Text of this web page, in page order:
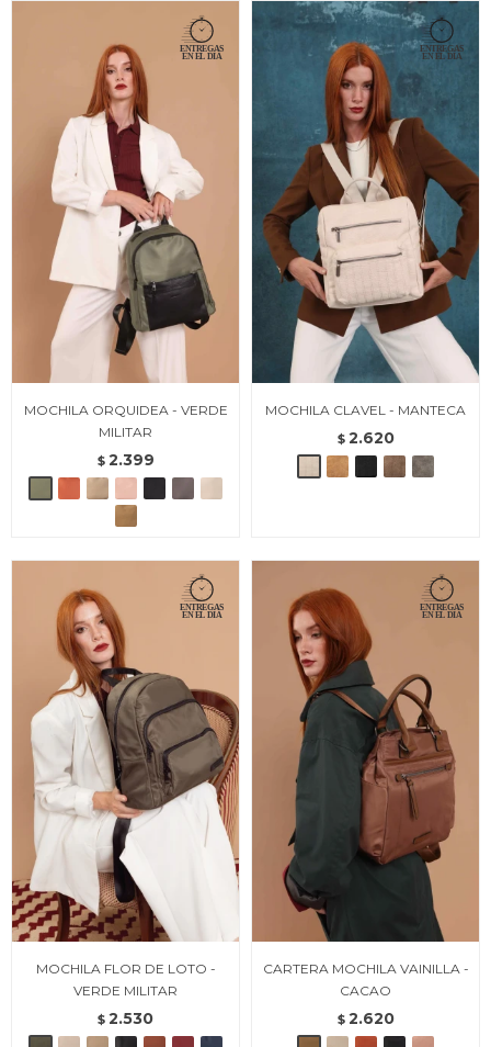
MOCHILA ORQUIDEA - VERDE
MILITAR
$ 2.399
MOCHILA CLAVEL - MANTECA
$ 2.620
MOCHILA FLOR DE LOTO -
VERDE MILITAR
$ 2.530
CARTERA MOCHILA VAINILLA -
CACAO
$ 2.620